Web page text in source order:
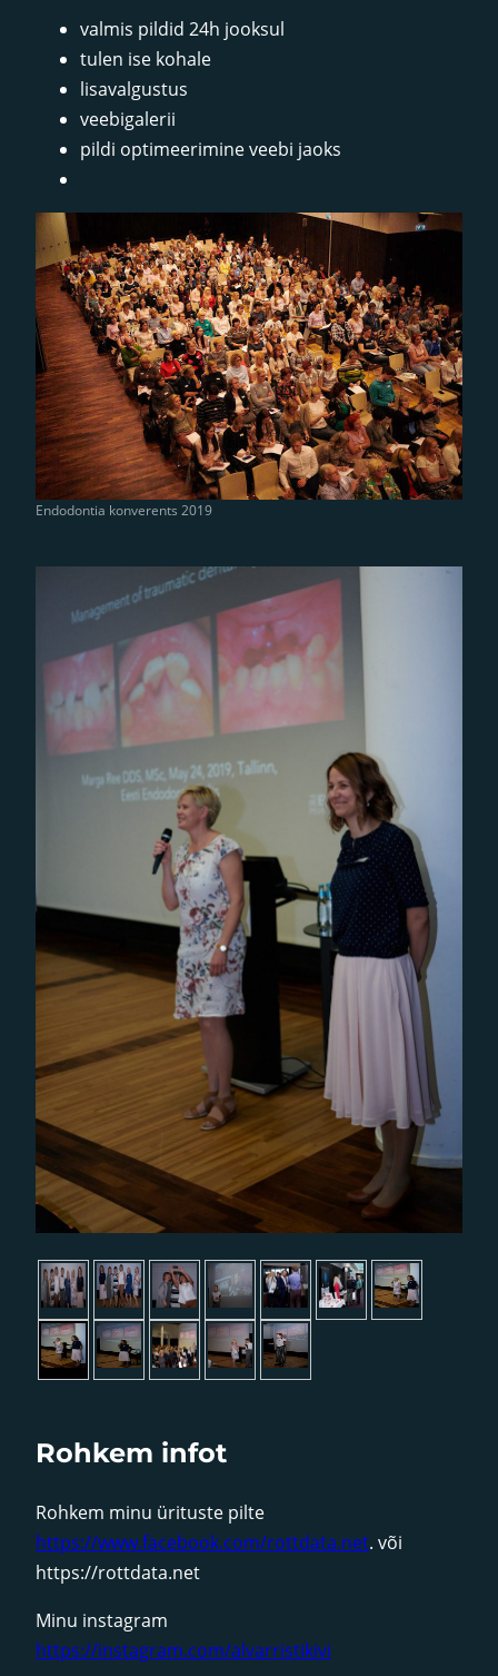
valmis pildid 24h jooksul
tulen ise kohale
lisavalgustus
veebigalerii
pildi optimeerimine veebi jaoks
Endodontia konverents 2019
Rohkem infot
Rohkem minu ürituste pilte
https://www.facebook.com/rottdata.net. või
https://rottdata.net
Minu instagram
https://instagram.com/alvarristikivi